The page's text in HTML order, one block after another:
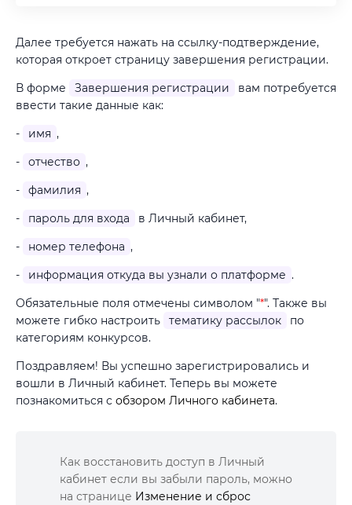
Далее требуется нажать на ссылку-подтверждение,
которая откроет страницу завершения регистрации.
В форме
Завершения регистрации
вам потребуется
ввести такие данные как:
-
имя ,
-
отчество ,
-
фамилия ,
-
пароль для входа
в Личный кабинет,
-
номер телефона ,
-
информация откуда вы узнали о платформе .
Обязательные поля отмечены символом "*". Также вы
можете гибко настроить
тематику рассылок
по
категориям конкурсов.
Поздравляем! Вы успешно зарегистрировались и
вошли в Личный кабинет. Теперь вы можете
познакомиться с обзором Личного кабинета.
Как восстановить доступ в Личный
кабинет если вы забыли пароль, можно
на странице Изменение и сброс